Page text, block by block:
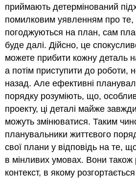
приймають детермінований
помилковим уявленням про те,
погоджуються на план, сам
буде далі. Дійсно, це
можете прибити кожну деталь
а потім приступити до роботи,
назад. Але ефективні
порядку розуміють, що,
проекту, ці деталі майже
можуть змінюватися. Таким
планувальники життєвого
свої плани у відповідь на те,
в мінливих умовах. Вони також
контекст, в якому